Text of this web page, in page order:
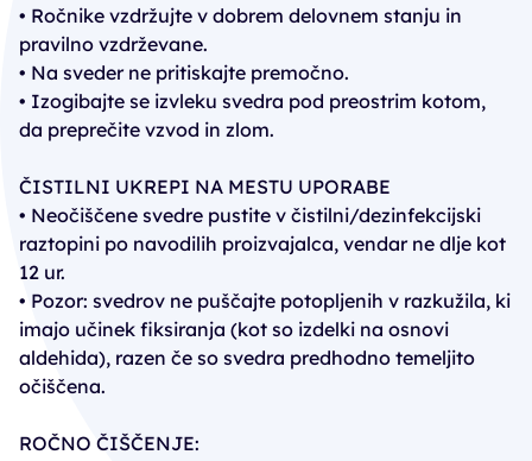
• Ročnike vzdržujte v dobrem delovnem stanju in
pravilno vzdrževane.
• Na sveder ne pritiskajte premočno.
• Izogibajte se izvleku svedra pod preostrim kotom,
da preprečite vzvod in zlom.
ČISTILNI UKREPI NA MESTU UPORABE
• Neočiščene svedre pustite v čistilni/dezinfekcijski
raztopini po navodilih proizvajalca, vendar ne dlje kot
12 ur.
• Pozor: svedrov ne puščajte potopljenih v razkužila, ki
imajo učinek fiksiranja (kot so izdelki na osnovi
aldehida), razen če so svedra predhodno temeljito
očiščena.
ROČNO ČIŠČENJE: